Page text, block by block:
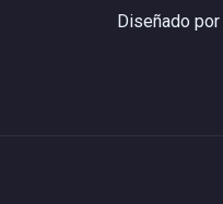
Diseñado por